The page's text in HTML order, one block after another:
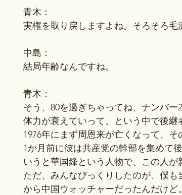
青木：
実権を取り戻しますよね。そろそろ毛
中島：
結局年齢なんですね。
青木：
そう、80を過ぎちゃってね、ナンバ
体力が衰えていって、という中で後継
1976年にまず周恩来が亡くなって、
1か月前に彼は共産党の幹部を集めて
いうと華国鋒という人物で、この人が
ただ、みんなびっくりしたのが、僕も
から中国ウォッチャーだったんだけど。